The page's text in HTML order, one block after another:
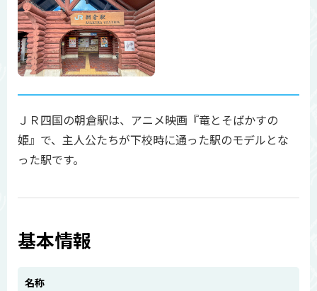
ＪＲ四国の朝倉駅は、アニメ映画『竜とそばかすの
姫』で、主人公たちが下校時に通った駅のモデルとな
った駅です。
基本情報
名称